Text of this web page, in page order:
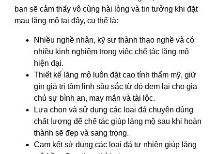
bạn sẽ cảm thấy vô cùng hài lòng và tin tưởng khi đặt
mau lăng mộ tại đây, cụ thể là:
Nhiều nghề nhân, kỹ sư thành thạo nghề và có
nhiều kinh nghiệm trong việc chế tác lăng mộ
hiện đại.
Thiết kế lăng mộ luôn đặt cao tính thẩm mỹ, giữ
gìn giá trị tâm linh sâu sắc từ đó đem lại cho gia
chủ sự bình an, may mắn và tài lộc.
Lựa chọn và sử dụng các loại đá chuyên dùng
chất lượng để chế tác giúp lăng mộ sau khi hoàn
thành sẽ đẹp và sang trọng.
Cam kết sử dụng các loại đá tự nhiên giúp lăng